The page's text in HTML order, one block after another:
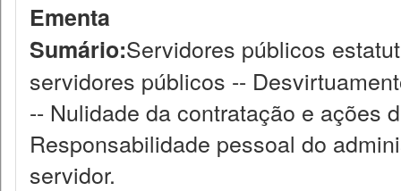
Ementa
Sumário:Servidores públicos
servidores públicos --
-- Nulidade da contratação e ações
Responsabilidade pessoal do
servidor.